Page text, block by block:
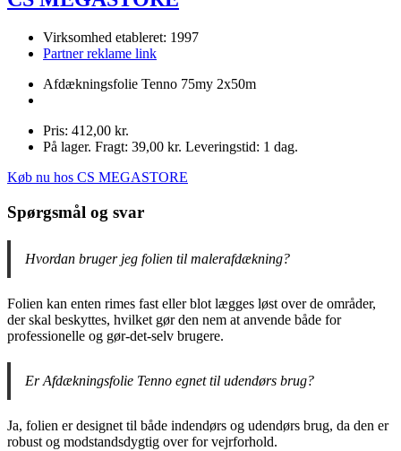
Virksomhed etableret: 1997
Partner reklame link
Afdækningsfolie Tenno 75my 2x50m
Pris: 412,00 kr.
På lager. Fragt: 39,00 kr. Leveringstid: 1 dag.
Køb nu hos CS MEGASTORE
Spørgsmål og svar
Hvordan bruger jeg folien til malerafdækning?
Folien kan enten rimes fast eller blot lægges løst over de områder,
der skal beskyttes, hvilket gør den nem at anvende både for
professionelle og gør-det-selv brugere.
Er Afdækningsfolie Tenno egnet til udendørs brug?
Ja, folien er designet til både indendørs og udendørs brug, da den er
robust og modstandsdygtig over for vejrforhold.